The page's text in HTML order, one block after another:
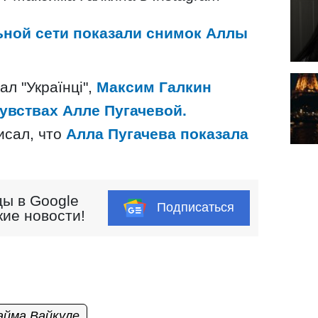
сети показали снимок Аллы
"Українці", Максим Галкин
Алле Пугачевой.
что Алла Пугачева показала
в Google
новости!
Подписаться